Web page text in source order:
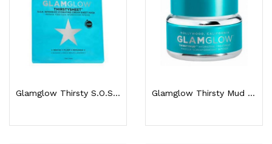
Glamglow Thirsty S.O.S. Masque Sheet Crème... Glamglow Thirsty Mud Soin Hydratant 50g